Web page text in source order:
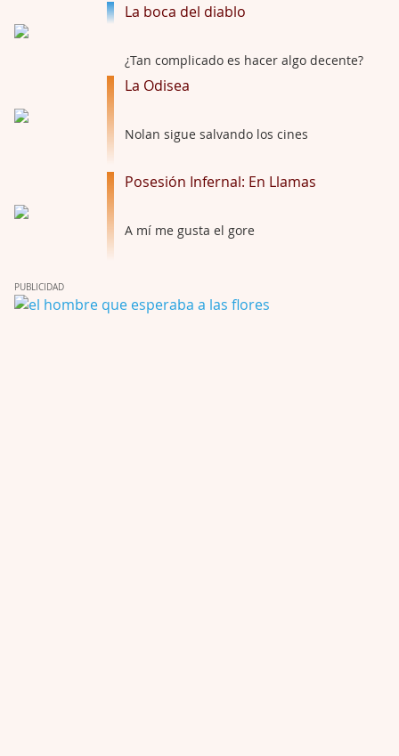
Trance
Buena película, buen director y buenos ac …
El señor de las moscas
Por: Croc
Por: JORDI CRUYFF
Buenas tardes, Hay muchas y algunas muy …
La boca del diablo
¿Tan complicado es hacer algo decente?
La Odisea
Nolan sigue salvando los cines
Posesión Infernal: En Llamas
A mí me gusta el gore
PUBLICIDAD